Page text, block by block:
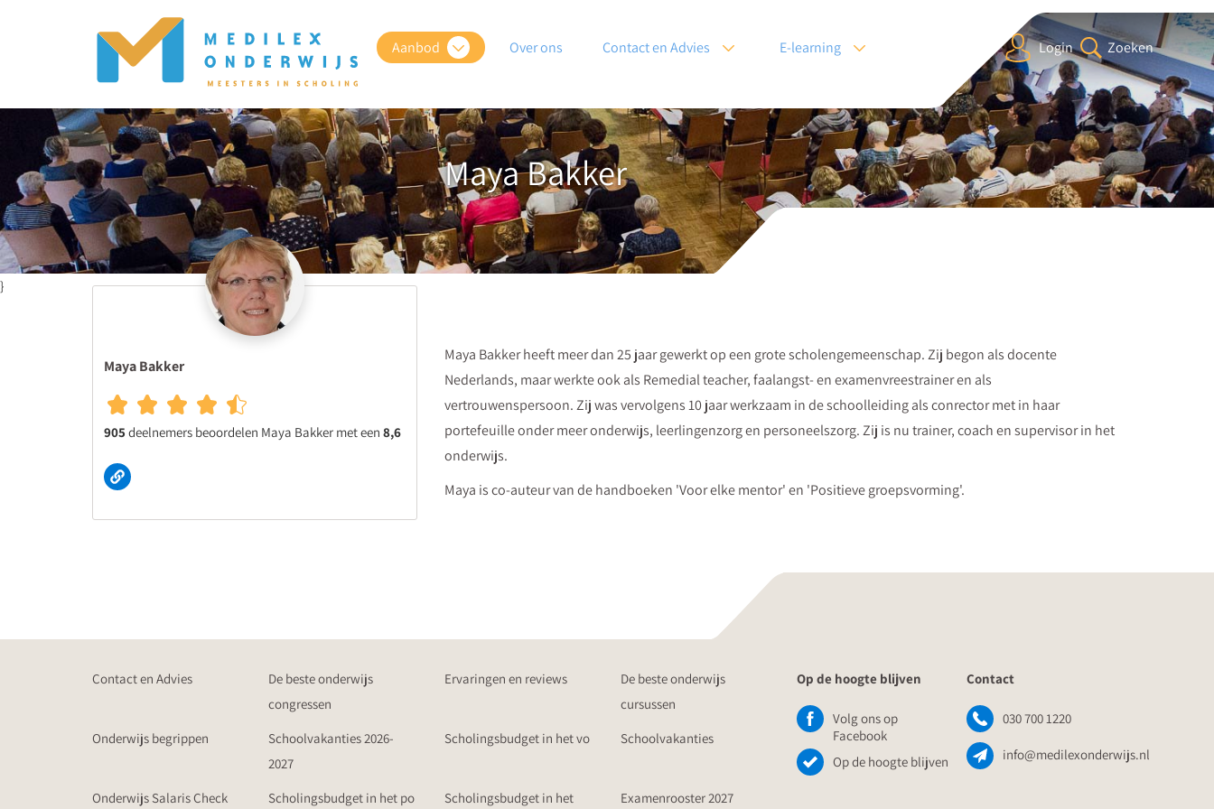
Aanbod Over ons Contact en Advies E-learning Login Zoeken
Maya Bakker
}
Maya Bakker
905 deelnemers beoordelen Maya Bakker met een 8,6
Maya Bakker heeft meer dan 25 jaar gewerkt op een grote scholengemeenschap. Zij begon als docente
Nederlands, maar werkte ook als Remedial teacher, faalangst- en examenvreestrainer en als
vertrouwenspersoon. Zij was vervolgens 10 jaar werkzaam in de schoolleiding als conrector met in haar
portefeuille onder meer onderwijs, leerlingenzorg en personeelszorg. Zij is nu trainer, coach en supervisor in het
onderwijs.
Maya is co-auteur van de handboeken 'Voor elke mentor' en 'Positieve groepsvorming'.
Contact en Advies
De beste onderwijs
congressen
Ervaringen en reviews
De beste onderwijs
cursussen
Onderwijs begrippen
Schoolvakanties 2026-
2027
Scholingsbudget in het vo Schoolvakanties
Onderwijs Salaris Check Scholingsbudget in het po Scholingsbudget in het Examenrooster 2027
Op de hoogte blijven
Volg ons op
Facebook
Op de hoogte blijven
Contact
030 700 1220
info@medilexonderwijs.nl